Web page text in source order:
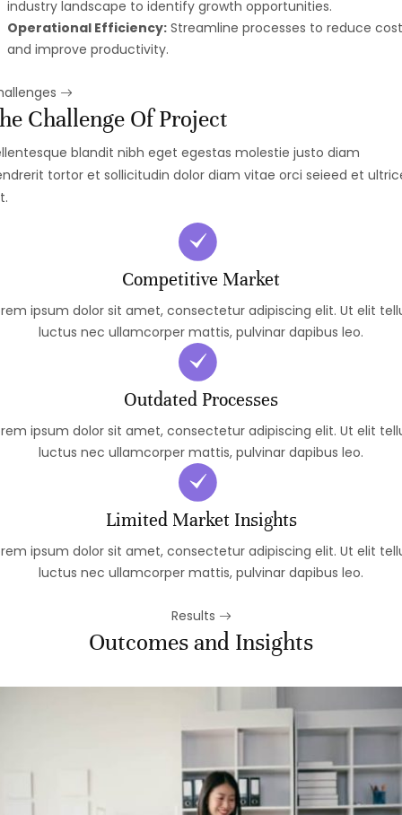
industry landscape to identify growth opportunities.
Operational Efficiency:Streamline processes to reduce
and improve productivity.
Challenge Of Project
blandit nibh eget egestas molestie justo diam
tortor et sollicitudin dolor diam vitae orci seieed et
Competitive Market
ipsum dolor sit amet, consectetur adipiscing elit. Ut elit
luctus nec ullamcorper mattis, pulvinar dapibus leo.
Outdated Processes
ipsum dolor sit amet, consectetur adipiscing elit. Ut elit
luctus nec ullamcorper mattis, pulvinar dapibus leo.
Limited Market Insights
ipsum dolor sit amet, consectetur adipiscing elit. Ut elit
luctus nec ullamcorper mattis, pulvinar dapibus leo.
Results
Outcomes and Insights